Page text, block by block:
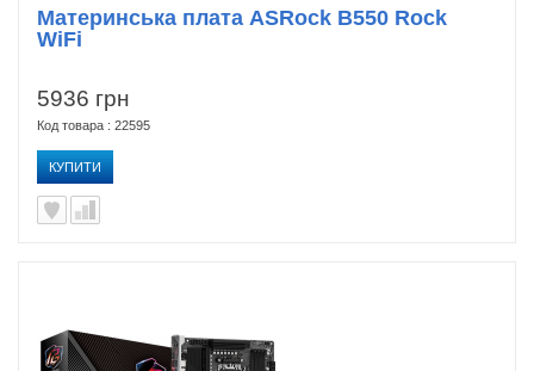
5936 грн
Код товара : 22595
КУПИТИ
Материнська плата ASRock B550 Rock
WiFi